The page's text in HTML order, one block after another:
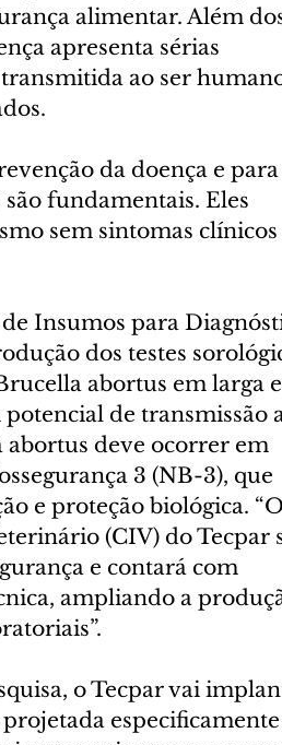
alimentar. Além
apresenta sérias
ao ser
da doença e para
fundamentais. Eles
sem sintomas clínicos
Insumos para
dos testes
abortus em larga
de transmissão
deve ocorrer em
3 (NB-3), que
e proteção biológica. “O
(CIV) do Tecpar
e contará com
ampliando a
o Tecpar vai